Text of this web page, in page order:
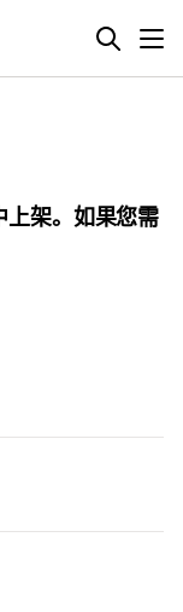
架。如果您需